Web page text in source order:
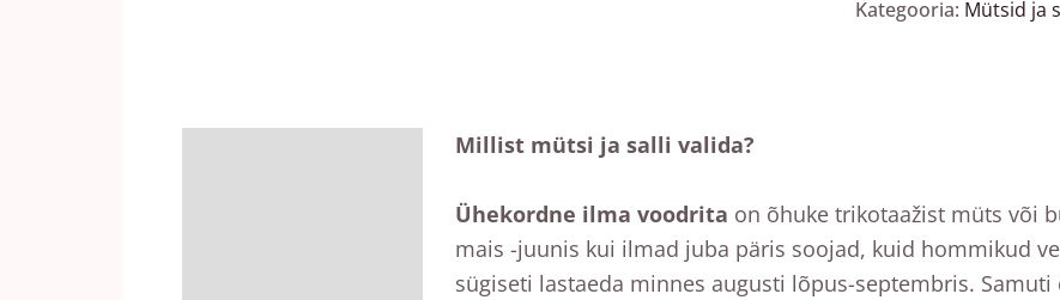
Kategooria: Mütsid ja
Millist mütsi ja salli valida?
Ühekordne ilma voodrita on õhuke trikotaažist müts või
mais -juunis kui ilmad juba päris soojad, kuid hommikud
sügiseti lastaeda minnes augusti lõpus-septembris.